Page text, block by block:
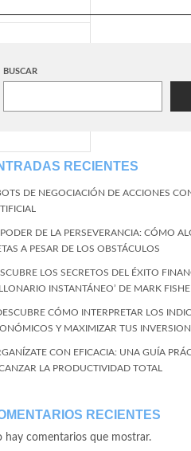
BUSCAR
RECIENTES
DE NEGOCIACIÓN DE ACCIONES
PODER DE LA PERSEVERANCIA: CÓMO
A PESAR DE LOS OBSTÁCULOS
LOS SECRETOS DEL ÉXITO
INSTANTÁNEO’ DE MARK
CÓMO INTERPRETAR LOS
Y MAXIMIZAR TUS
CON EFICACIA: UNA GUÍA
LA PRODUCTIVIDAD TOTAL
RECIENTES
hay comentarios que mostrar.